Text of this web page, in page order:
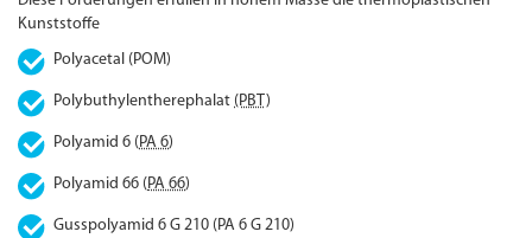
Kunststoffe
Polyacetal (POM)
Polybuthylentherephalat (PBT)
Polyamid 6 ( PA 6)
Polyamid 66 ( PA 66)
Gusspolyamid 6 G 210 (PA 6 G 210)